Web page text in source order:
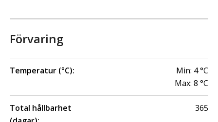
Förvaring
Temperatur (°C): Min: 4°C
Max: 8 °C
Total hållbarhet
365